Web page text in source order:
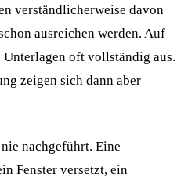
verständlicherweise davon
ausreichen werden. Auf
Unterlagen oft vollständig aus.
zeigen sich dann aber
nachgeführt. Eine
Fenster versetzt, ein